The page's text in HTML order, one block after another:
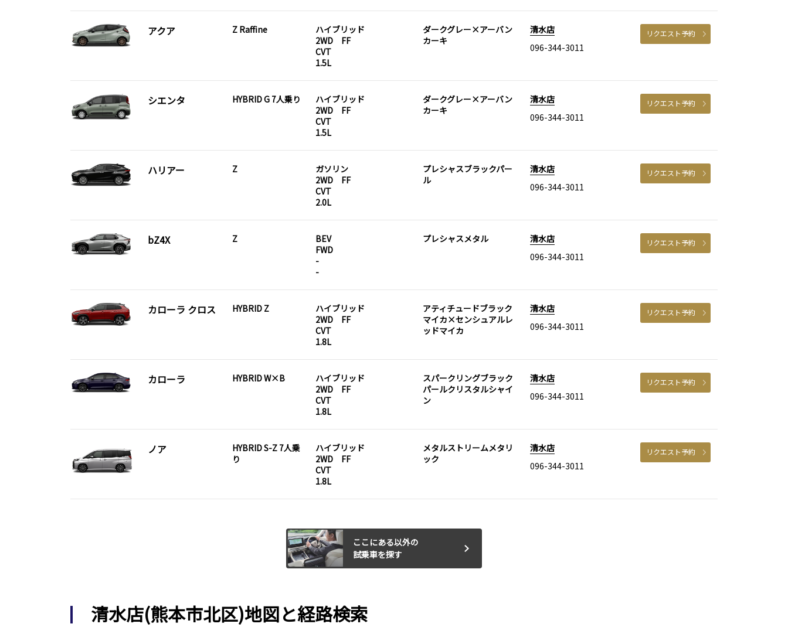
アクア Z Raffine
ハイブリッド
2WD FF
CVT
1.5L
ダークグレー×アーバン
カーキ
清水店
096-344-3011
リクエスト予約
シエンタ HYBRID G 7人乗り
ハイブリッド
2WD FF
CVT
1.5L
ダークグレー×アーバン
カーキ
清水店
096-344-3011
リクエスト予約
ハリアー Z
ガソリン
2WD FF
CVT
2.0L
プレシャスブラックパー
ル
清水店
096-344-3011
リクエスト予約
bZ4X Z
BEV
FWD
-
-
プレシャスメタル
清水店
096-344-3011
リクエスト予約
カローラ クロス HYBRID Z
ハイブリッド
2WD FF
CVT
1.8L
アティチュードブラック
マイカ×センシュアルレ
ッドマイカ
清水店
096-344-3011
リクエスト予約
カローラ HYBRID W×B
ハイブリッド
2WD FF
CVT
1.8L
スパークリングブラック
パールクリスタルシャイ
ン
清水店
096-344-3011
リクエスト予約
ノア
HYBRID S-Z 7人乗
り
ハイブリッド
2WD FF
CVT
1.8L
メタルストリームメタリ
ック
清水店
096-344-3011
リクエスト予約
ここにある以外の
試乗車を探す
清水店(熊本市北区)地図と経路検索